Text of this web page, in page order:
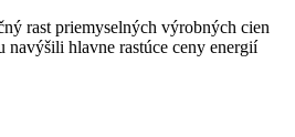
rast priemyselných výrobných cien
navýšili hlavne rastúce ceny energií